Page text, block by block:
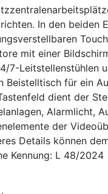
In den beiden
mit einer
7-Leitstellenstühlen
Beistelltisch für ein
dient der
Alarmlicht,
der
Details können
Kennung: L 48/2024